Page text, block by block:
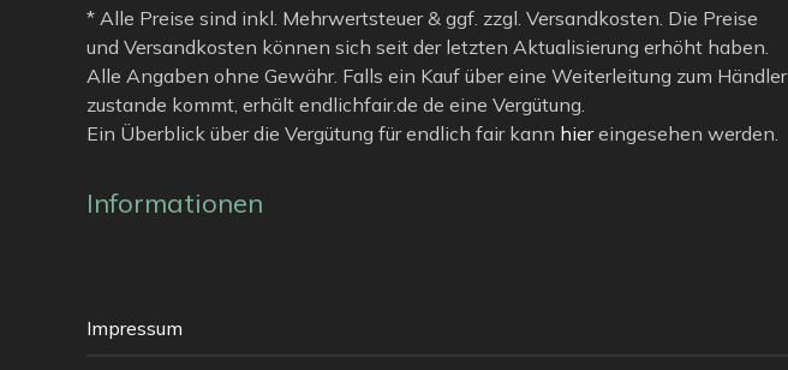
* Alle Preise sind inkl. Mehrwertsteuer & ggf. zzgl. Versandkosten. Die Preise
und Versandkosten können sich seit der letzten Aktualisierung erhöht haben.
Alle Angaben ohne Gewähr. Falls ein Kauf über eine Weiterleitung zum Händler
zustande kommt, erhält endlichfair.de de eine Vergütung.
Ein Überblick über die Vergütung für endlich fair kann hiereingesehen werden.
Informationen
Impressum